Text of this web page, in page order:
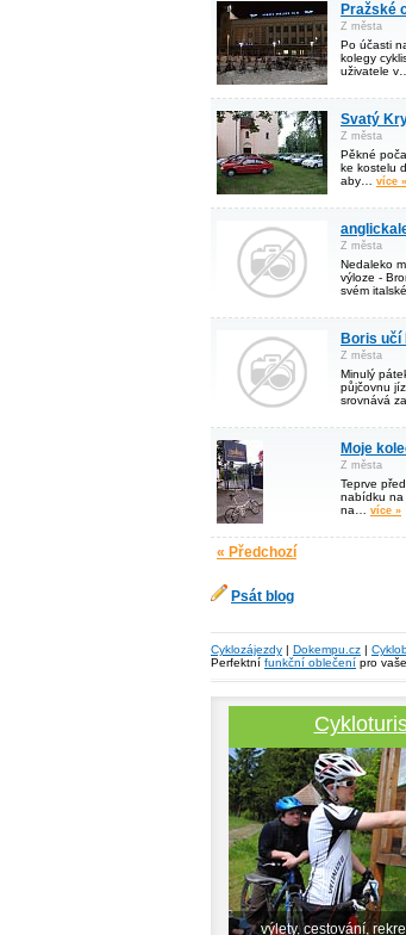
Pražské
Z města
Po účasti
kolegy
uživatele
Svatý
Z města
Pěkné
ke kostelu
aby… více »
Z města
Nedaleko
výloze -
svém
Boris učí
Z města
Minulý
půjčovnu
srovnává
Moje
Z města
Teprve
nabídku na
na… více »
« Předchozí
Psát blog
Cyklozájezdy | Dokempu.cz |
Perfektní funkční oblečení pro
výlety, cestování,